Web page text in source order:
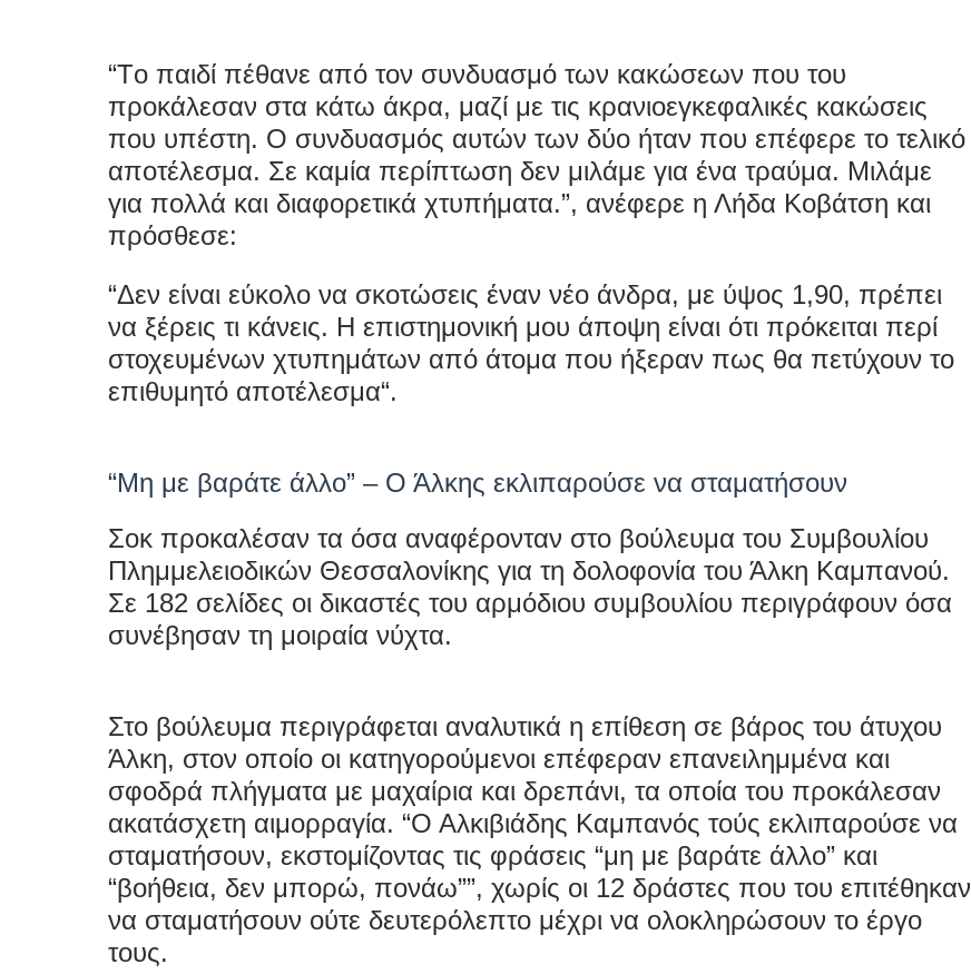
“Tο παιδί πέθανε από τον συνδυασμό των κακώσεων που του
προκάλεσαν στα κάτω άκρα, μαζί με τις κρανιοεγκεφαλικές κακώσεις
που υπέστη. Ο συνδυασμός αυτών των δύο ήταν που επέφερε το τελικό
αποτέλεσμα. Σε καμία περίπτωση δεν μιλάμε για ένα τραύμα. Μιλάμε
για πολλά και διαφορετικά χτυπήματα.”, ανέφερε η Λήδα Κοβάτση και
πρόσθεσε:
“Δεν είναι εύκολο να σκοτώσεις έναν νέο άνδρα, με ύψος 1,90, πρέπει
να ξέρεις τι κάνεις. Η επιστημονική μου άποψη είναι ότι πρόκειται περί
στοχευμένων χτυπημάτων από άτομα που ήξεραν πως θα πετύχουν το
επιθυμητό αποτέλεσμα“.
“Μη με βαράτε άλλο” – Ο Άλκης εκλιπαρούσε να σταματήσουν
Σοκ προκαλέσαν τα όσα αναφέρονταν στο βούλευμα του Συμβουλίου
Πλημμελειοδικών Θεσσαλονίκης για τη δολοφονία του Άλκη Καμπανού.
Σε 182 σελίδες οι δικαστές του αρμόδιου συμβουλίου περιγράφουν όσα
συνέβησαν τη μοιραία νύχτα.
Στο βούλευμα περιγράφεται αναλυτικά η επίθεση σε βάρος του άτυχου
Άλκη, στον οποίο οι κατηγορούμενοι επέφεραν επανειλημμένα και
σφοδρά πλήγματα με μαχαίρια και δρεπάνι, τα οποία του προκάλεσαν
ακατάσχετη αιμορραγία. “Ο Αλκιβιάδης Καμπανός τούς εκλιπαρούσε να
σταματήσουν, εκστομίζοντας τις φράσεις “μη με βαράτε άλλο” και
“βοήθεια, δεν μπορώ, πονάω””, χωρίς οι 12 δράστες που του επιτέθηκαν
να σταματήσουν ούτε δευτερόλεπτο μέχρι να ολοκληρώσουν το έργο
τους.